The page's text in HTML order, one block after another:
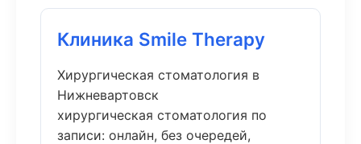
Клиника Smile Therapy
Хирургическая стоматология в
Нижневартовск
хирургическая стоматология по
записи: онлайн, без очередей,